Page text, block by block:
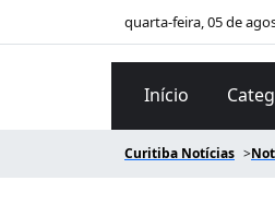
quarta-feira, 05 de
Início
Curitiba Notícias